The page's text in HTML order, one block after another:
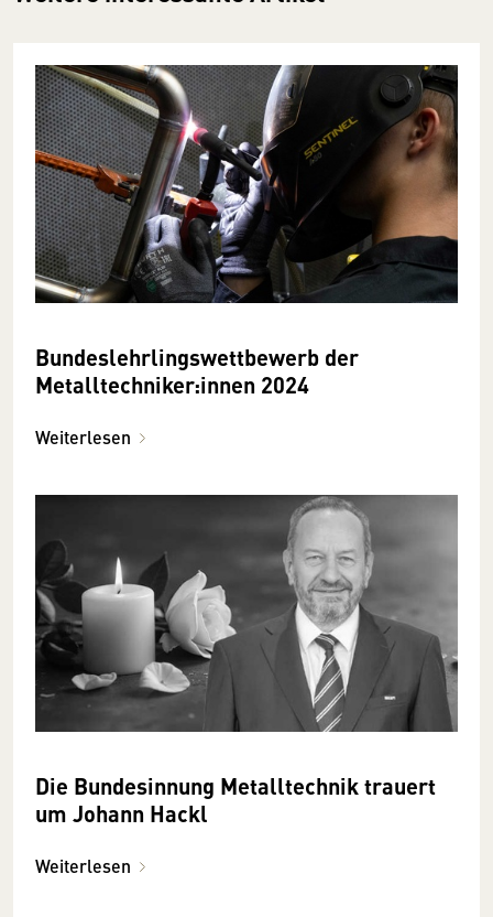
Bundeslehrlingswettbewerb der
Metalltechniker:innen 2024
Weiterlesen
Die Bundesinnung Metalltechnik trauert
um Johann Hackl
Weiterlesen